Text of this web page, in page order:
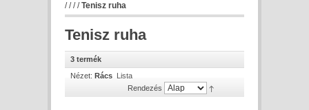
////Tenisz ruha
Tenisz ruha
3 termék
Nézet: Rács Lista
Rendezés